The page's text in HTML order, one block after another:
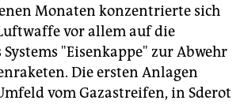
Monaten konzentrierte sich
vor allem auf die
"Eisenkappe" zur Abwehr
Die ersten Anlagen
vom Gazastreifen, in Sderot